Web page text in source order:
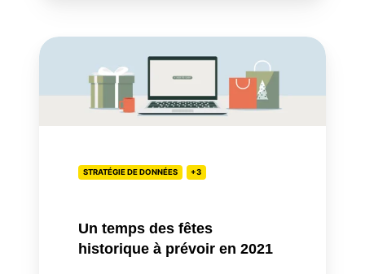
Un
prévoirSTRATÉGIE DE DONNÉES +3
Un temps des fêtes
historique à prévoir en 2021